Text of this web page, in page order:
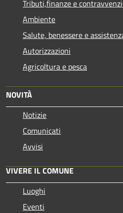
Tributi,finanze e
Ambiente
Salute, benessere e
Autorizzazioni
Agricoltura e pesca
NOVITÀ
Notizie
Comunicati
Avvisi
VIVERE IL COMUNE
Luoghi
Eventi